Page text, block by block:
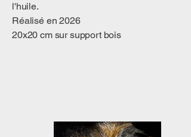
l'huile.
Réalisé en 2026
20x20 cm sur support bois